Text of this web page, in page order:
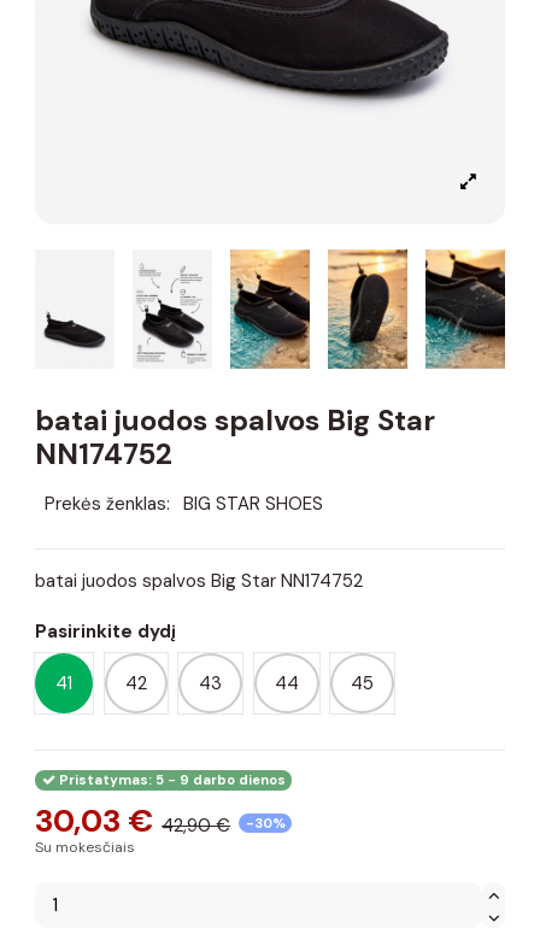
batai juodos spalvos Big Star
NN174752
Prekės ženklas: BIG STAR SHOES
batai juodos spalvos Big Star NN174752
Pasirinkite dydį
41 42 43 44 45
Pristatymas: 5 - 9 darbo dienos
30,03 € 42,90 € -30%
Su mokesčiais